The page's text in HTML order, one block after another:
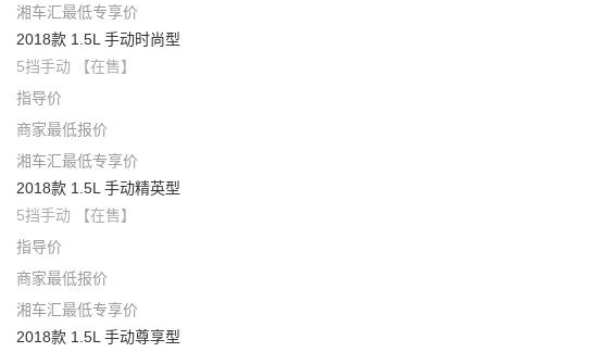
湘车汇最低专享价
2018款 1.5L 手动时尚型
5挡手动 【在售】
指导价
商家最低报价
湘车汇最低专享价
2018款 1.5L 手动精英型
5挡手动 【在售】
指导价
商家最低报价
湘车汇最低专享价
2018款 1.5L 手动尊享型